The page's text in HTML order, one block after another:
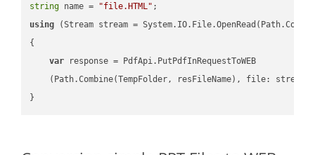
string name = "file.HTML"
using (Stream stream =
{
var response = PdfApi.PutPdfInRequestToWEB
    (Path.Combine(TempFolder, resFileName), file: stream);